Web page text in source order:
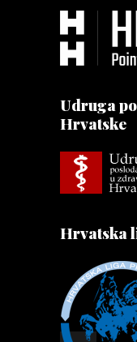
Udruga
Hrvatske
Hrvatska